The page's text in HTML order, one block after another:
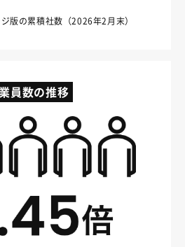
版の累積社数（2026年2月末）
員数の推移